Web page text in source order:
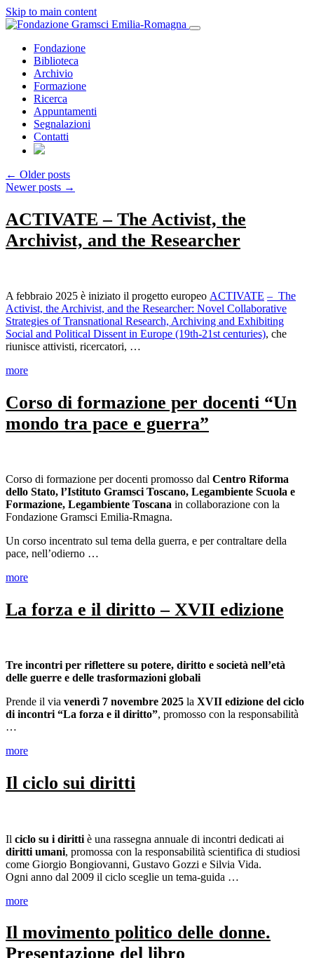
Skip to main content
Fondazione
Biblioteca
Archivio
Formazione
Ricerca
Appuntamenti
Segnalazioni
Contatti
← Older posts
Newer posts →
ACTIVATE – The Activist, the
Archivist, and the Researcher
A febbraio 2025 è iniziato il progetto europeo ACTIVATE – The
Activist, the Archivist, and the Researcher: Novel Collaborative
Strategies of Transnational Research, Archiving and Exhibiting
Social and Political Dissent in Europe (19th-21st centuries), che
riunisce attivisti, ricercatori, …
more
Corso di formazione per docenti “Un
mondo tra pace e guerra”
Corso di formazione per docenti promosso dal Centro Riforma
dello Stato, l’Istituto Gramsci Toscano, Legambiente Scuola e
Formazione, Legambiente Toscana in collaborazione con la
Fondazione Gramsci Emilia-Rmagna.
Un corso incentrato sul tema della guerra, e per contraltare della
pace, nell’odierno …
more
La forza e il diritto – XVII edizione
Tre incontri per riflettere su potere, diritto e società nell’età
delle guerre e delle trasformazioni globali
Prende il via venerdì 7 novembre 2025 la XVII edizione del ciclo
di incontri “La forza e il diritto”, promosso con la responsabilità
…
more
Il ciclo sui diritti
Il ciclo su i diritti è una rassegna annuale di incontri dedicati ai
diritti umani, promossa con la responsabilità scientifica di studiosi
come Giorgio Bongiovanni, Gustavo Gozzi e Silvia Vida.
Ogni anno dal 2009 il ciclo sceglie un tema-guida …
more
Il movimento politico delle donne.
Presentazione del libro